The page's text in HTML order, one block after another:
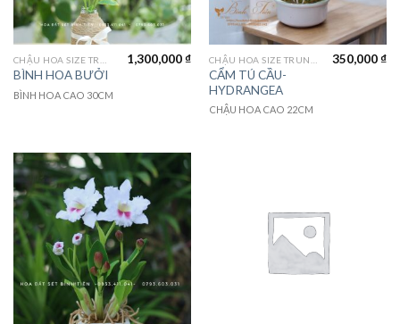
BÌNH HOA BƯỞI
1,300,000₫
BÌNH HOA CAO 30CM
CẨM TÚ CẦU-
HYDRANGEA
350,000₫
CHẬU HOA CAO 22CM